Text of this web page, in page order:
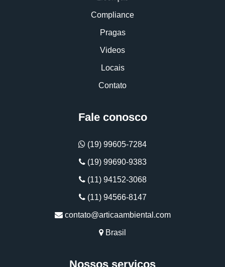
Compliance
Pragas
Videos
Locais
Contato
Fale conosco
(19) 99605-7284
(19) 99690-9383
(11) 94152-3068
(11) 94566-8147
contato@articaambiental.com
Brasil
Nossos serviços